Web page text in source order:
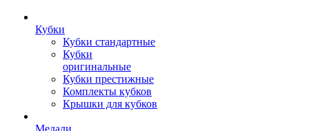
Кубки
Кубки стандартные
Кубки
оригинальные
Кубки престижные
Комплекты кубков
Крышки для кубков
Медали